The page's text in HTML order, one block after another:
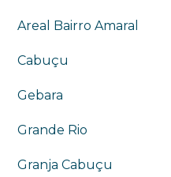
Areal Bairro Amaral
Cabuçu
Gebara
Grande Rio
Granja Cabuçu